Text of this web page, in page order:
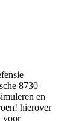
8730
en
hierover
voor